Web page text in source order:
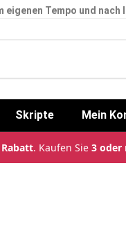
eigenen Tempo und
Skripte Mein
Rabatt. Kaufen Sie 3 oder